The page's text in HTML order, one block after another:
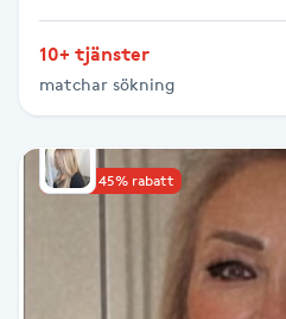
LPG-behandling
LPG-massage
Luggklippning
10+ tjänster
matchar sökning
Upp till 45% rabatt